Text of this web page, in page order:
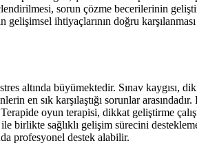
sorun çözme becerilerinin
ihtiyaçlarının doğru
altında büyümektedir. Sınav kaygısı,
en sık karşılaştığı sorunlar
oyun terapisi, dikkat geliştirme
birlikte sağlıklı gelişim sürecini
profesyonel destek alabilir.